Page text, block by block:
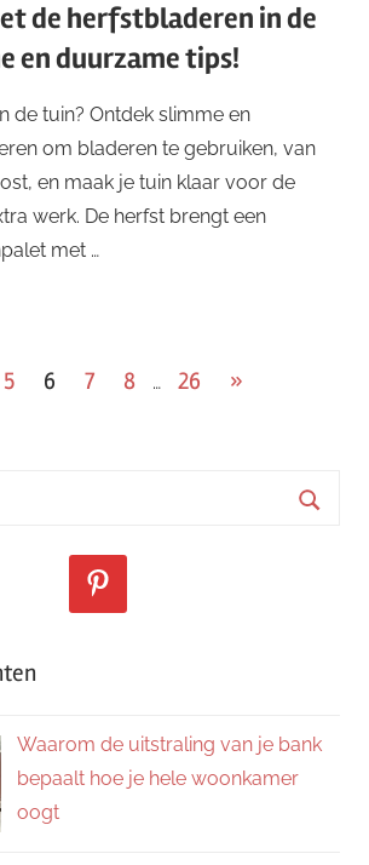
de herfstbladeren in de
en duurzame tips!
de tuin? Ontdek slimme en
om bladeren te gebruiken, van
en maak je tuin klaar voor de
werk. De herfst brengt een
met …
5 6 7 8 … 26
Volgende
»
Waarom de uitstraling van je bank
bepaalt hoe je hele woonkamer
oogt